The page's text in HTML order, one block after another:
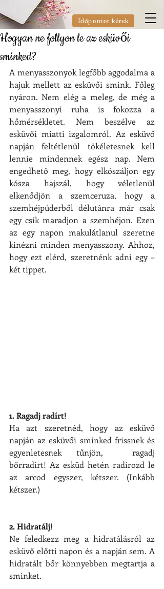
Időpontot kérek
Hogyan ne follyon le az esküvői
sminked?
A menyasszonyok legfőbb aggodalma a
hajuk mellett az esküvői smink. Főleg
nyáron. Nem elég a meleg, de még a
menyasszonyi ruha is fokozza a
hőmérsékletet. Nem beszélve az
esküvői miatti izgalomról. Az esküvő
napján feltétlenül tökéletesnek kell
lennie mindennek egész nap. Nem
engedhető meg, hogy elkószáljon egy
kósza hajszál, hogy véletlenül
elkenődjön a szemceruza, hogy a
szemhéjpúderből délutánra már csak
egy csík maradjon a szemhéjon. Ezen
az egy napon makulátlanul szeretne
kinézni minden menyasszony. Ahhoz,
hogy ezt elérd, szeretnénk adni egy –
két tippet.
1. Ragadj radírt!
Ha azt szeretnéd, hogy az esküvő
napján az esküvői sminked frissnek és
egyenletesnek tűnjön,  ragadj
bőrradírt! Az esküd hetén radírozd le
az arcod egyszer, kétszer. (Inkább
kétszer.)
2. Hidratálj!
Ne feledkezz meg a hidratálásról az
esküvő előtti napon és a napján sem. A
hidratált bőr könnyebben megtartja a
sminket.